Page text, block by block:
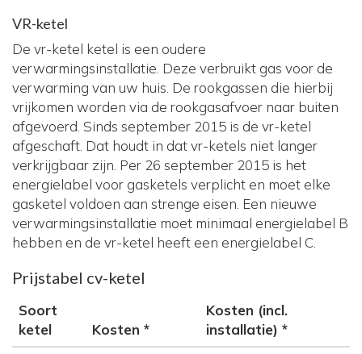
VR-ketel
De vr-ketel ketel is een oudere
verwarmingsinstallatie. Deze verbruikt gas voor de
verwarming van uw huis. De rookgassen die hierbij
vrijkomen worden via de rookgasafvoer naar buiten
afgevoerd. Sinds september 2015 is de vr-ketel
afgeschaft. Dat houdt in dat vr-ketels niet langer
verkrijgbaar zijn. Per 26 september 2015 is het
energielabel voor gasketels verplicht en moet elke
gasketel voldoen aan strenge eisen. Een nieuwe
verwarmingsinstallatie moet minimaal energielabel B
hebben en de vr-ketel heeft een energielabel C.
Prijstabel cv-ketel
Soort
ketel
Kosten *
Kosten (incl.
installatie) *